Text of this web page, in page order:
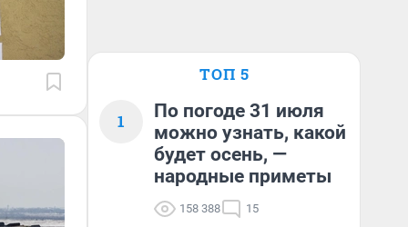
ТОП 5
1
По погоде 31 июля
можно узнать, какой
будет осень, —
народные приметы
158 388 15